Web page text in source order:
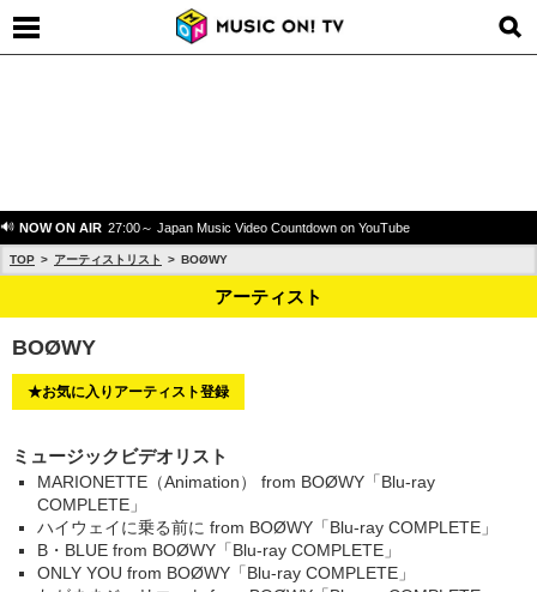
NOW ON AIR 27:00～ Japan Music Video Countdown on YouTube
TOP アーティストリスト BOØWY
アーティスト
BOØWY
★お気に入りアーティスト登録
ミュージックビデオリスト
MARIONETTE（Animation） from BOØWY「Blu-ray
COMPLETE」
ハイウェイに乗る前に from BOØWY「Blu-ray COMPLETE」
B・BLUE from BOØWY「Blu-ray COMPLETE」
ONLY YOU from BOØWY「Blu-ray COMPLETE」